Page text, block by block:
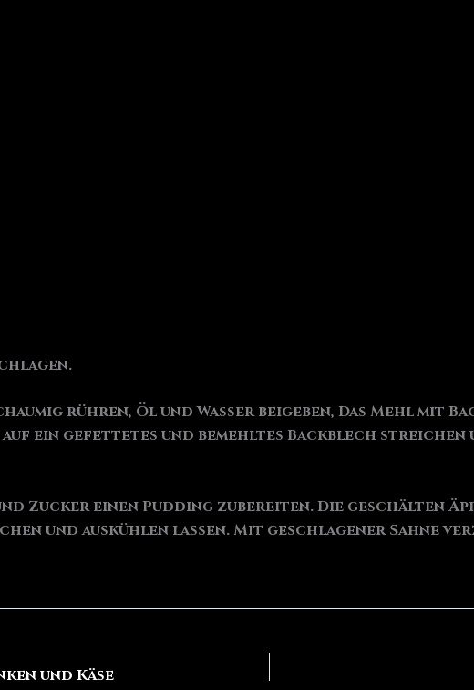
rühren, Öl und Wasser beigeben, Das Mehl mit
ein gefettetes und bemehltes Backblech streichen
Zucker einen Pudding zubereiten. Die geschälten
und auskühlen lassen. Mit geschlagener Sahne
und Käse